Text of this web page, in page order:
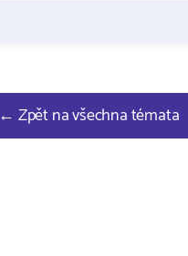
← Zpět na všechna témata